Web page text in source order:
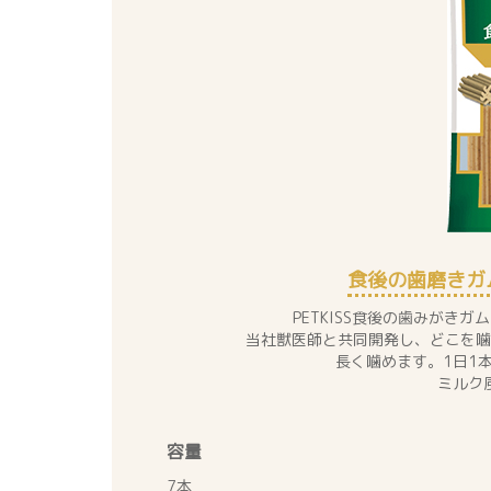
食後の歯磨き
PETKISS食後の歯みがきガ
当社獣医師と共同開発し、どこを
長く噛めます。1日1
ミルク
容量
7本